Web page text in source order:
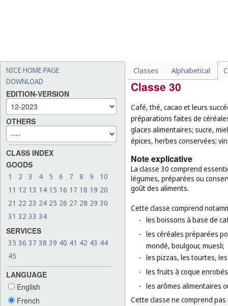
NICE HOME PAGE
DOWNLOAD
EDITION-VERSION
OTHERS
CLASS INDEX
GOODS
1 2 3 4 5 6 7 8 9
10
11 12 13 14 15 16 17 18 19 20
21 22 23 24 25 26 27 28 29 30
31 32 33 34
SERVICES
35 36 37 38 39 40 41 42 43 44
45
LANGUAGE
English
French
Classes Alphabetical
les semences pour
Classe 30
Café, thé, cacao et leurs
préparations faites de
glaces alimentaires; sucre,
épices, herbes conservées;
Note explicative
La classe 30 comprend
légumes, préparées ou
goût des aliments.
Cette classe comprend
- les boissons à base de
- les céréales préparées
mondé, boulgour, muesli;
- les pizzas, les tourtes,
- les fruits à coque
- les arômes alimentaires
Cette classe ne comprend